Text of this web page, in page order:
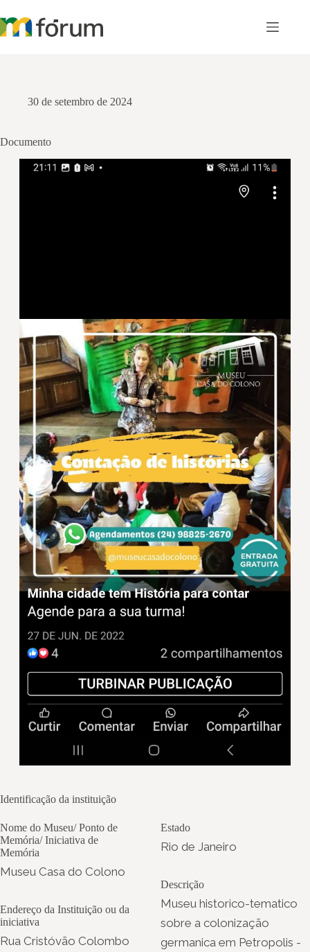
para
o
30 de setembro de 2024
Documento
Identificação da instituição
Nome do Museu/ Ponto de
Memória/ Iniciativa de
Memória
Museu Casa do Colono
Endereço da Instituição ou da
iniciativa
Rua Cristóvão Colombo
Estado
Rio de Janeiro
Descrição
Museu historico-tematico
sobre a colonização
germanica em Petropolis -